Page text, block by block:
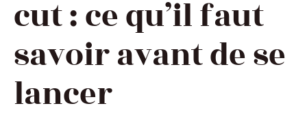
cut : ce qu’il faut
savoir avant de se
lancer